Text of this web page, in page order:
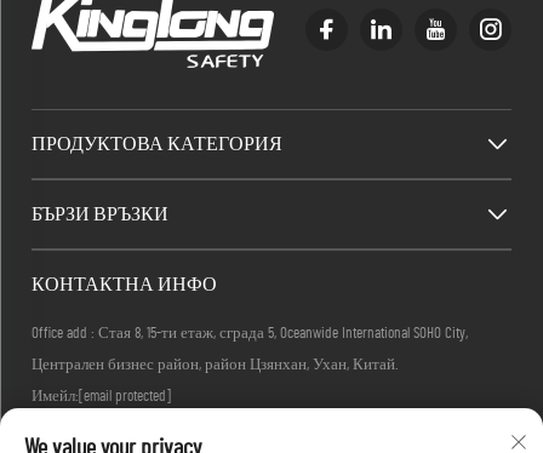
ПРОДУКТОВА КАТЕГОРИЯ
БЪРЗИ ВРЪЗКИ
КОНТАКТНА ИНФО
Office add : Стая 8, 15-ти етаж, сграда 5, Oceanwide International SOHO City,
Централен бизнес район, район Цзянхан, Ухан, Китай.
Имейл: [email protected]
We value your privacy